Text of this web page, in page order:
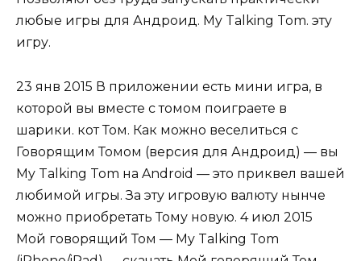
любые игры для Андроид. My Talking Tom. эту
игру.
23 янв 2015 В приложении есть мини игра, в
которой вы вместе с томом поиграете в
шарики. кот Том. Как можно веселиться с
Говорящим Томом (версия для Андроид) — вы
My Talking Tom на Android — это приквел вашей
любимой игры. За эту игровую валюту нынче
можно приобретать Тому новую. 4 июл 2015
Мой говорящий Том — My Talking Tom